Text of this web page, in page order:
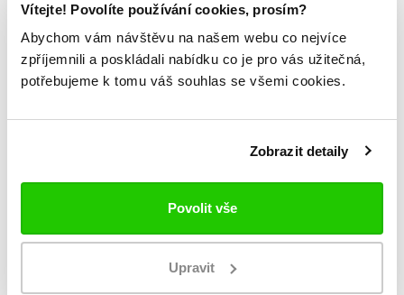
Vítejte! Povolíte používání cookies, prosím?
Abychom vám návštěvu na našem webu co nejvíce
zpříjemnili a poskládali nabídku co je pro vás užitečná,
potřebujeme k tomu váš souhlas se všemi cookies.
Zobrazit detaily
Povolit vše
Upravit
-31%
6CENTO 602C US
10 999 Kč
-33%
6CENTO 602F US
9 999 Kč